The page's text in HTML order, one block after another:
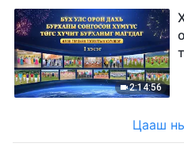
2:14:56
Цааш